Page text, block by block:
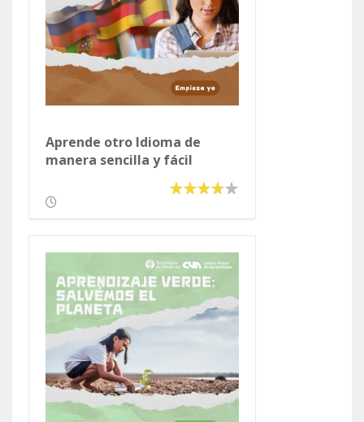
Aprende otro Idioma de
manera sencilla y fácil